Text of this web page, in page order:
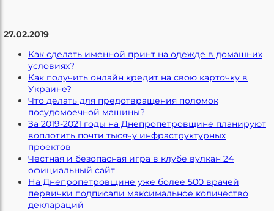
27.02.2019
Как сделать именной принт на одежде в домашних
условиях?
Как получить онлайн кредит на свою карточку в
Украине?
Что делать для предотвращения поломок
посудомоечной машины?
За 2019-2021 годы на Днепропетровщине планируют
воплотить почти тысячу инфраструктурных
проектов
Честная и безопасная игра в клубе вулкан 24
официальный сайт
На Днепропетровщине уже более 500 врачей
первички подписали максимальное количество
деклараций